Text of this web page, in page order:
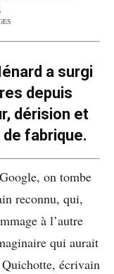
a surgi
depuis
dérision et
fabrique.
on tombe
reconnu, qui,
à l’autre
qui aurait
écrivain